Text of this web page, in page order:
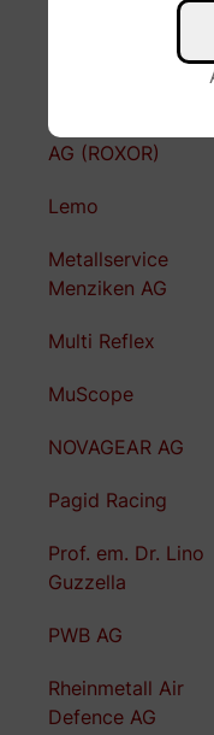
LAEMMLE
AG (ROXOR)
Lemo
Metallservice
Menziken AG
Multi Reflex
MuScope
NOVAGEAR AG
Pagid Racing
Prof. em. Dr. Lino
Guzzella
PWB AG
Rheinmetall Air
Defence AG